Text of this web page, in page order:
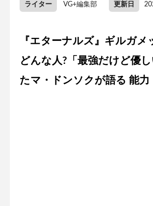
ライター VG+編集部 更新日
『エターナルズ』ギルガメ
どんな人?「最強だけど優
たマ・ドンソクが語る 能力